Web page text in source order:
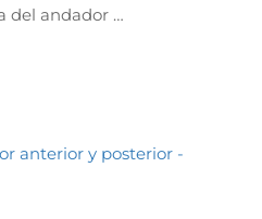
del andador …